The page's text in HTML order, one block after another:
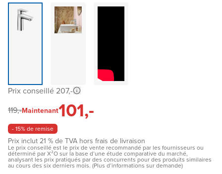
Prix conseillé 207,-
119,-Maintenant101,-
- 15% de remise
Prix inclut 21 % de TVA hors frais de livraison
Le prix conseillé est le prix de vente recommandé par les fournisseurs ou
déterminé par X²O sur la base d’une étude comparative du marché,
analysant les prix pratiqués par des concurrents pour des produits similaires
au cours des six derniers mois. (Plus d’informations sur demande)